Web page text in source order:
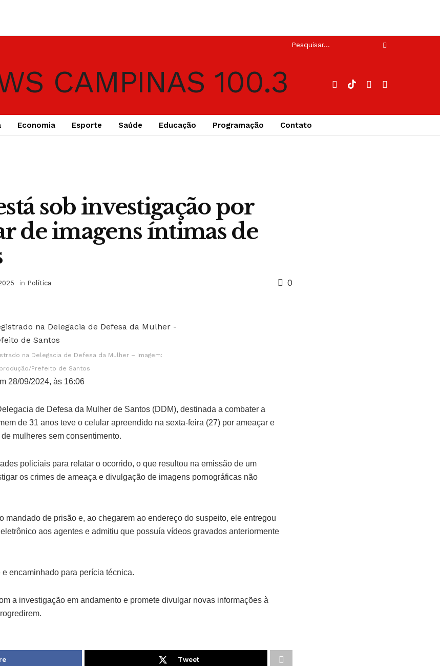
Economia Esporte Saúde Educação Programação Contato
sob investigação por
de imagens íntimas de
in Política 0
na Delegacia de Defesa da Mulher – Imagem:
Prefeito de Santos
28/09/2024, às 16:06
de Defesa da Mulher de Santos (DDM), destinada a combater a
de 31 anos teve o celular apreendido na sexta-feira (27) por ameaçar e
mulheres sem consentimento.
policiais para relatar o ocorrido, o que resultou na emissão de um
os crimes de ameaça e divulgação de imagens pornográficas não
mandado de prisão e, ao chegarem ao endereço do suspeito, ele entregou
aos agentes e admitiu que possuía vídeos gravados anteriormente
encaminhado para perícia técnica.
a investigação em andamento e promete divulgar novas informações à
Tweet